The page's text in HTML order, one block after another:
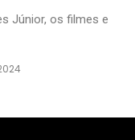
Júnior, os filmes e